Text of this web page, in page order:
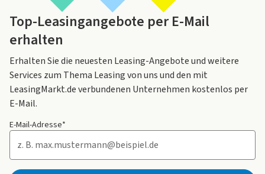
Top-Leasingangebote per E-Mail
erhalten
Erhalten Sie die neuesten Leasing-Angebote und weitere
Services zum Thema Leasing von uns und den mit
LeasingMarkt.de verbundenen Unternehmen kostenlos per
E-Mail.
E-Mail-Adresse*